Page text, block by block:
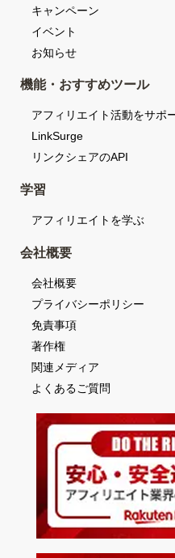
キャンペーン
イベント
お知らせ
機能・おすすめツール
アフィリエイト活動をサポ
LinkSurge
リンクシェアのAPI
学習
アフィリエイトを学ぶ
会社概要
会社概要
プライバシーポリシー
免責事項
著作権
関連メディア
よくあるご質問